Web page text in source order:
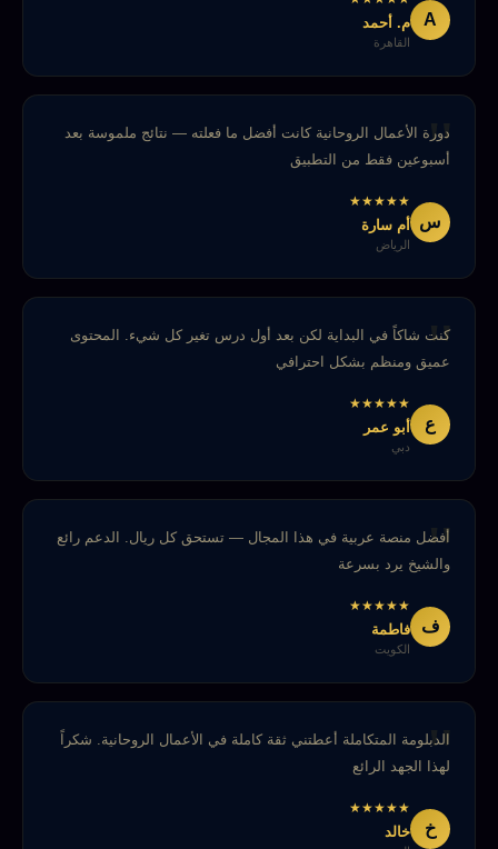
A م. أحمد
القاهرة
دورة الأعمال الروحانية كانت أفضل ما فعلته — نتائج ملموسة بعد
أسبوعين فقط من التطبيق
س
★
★
★
★
★
أم سارة
الرياض
كنت شاكاً في البداية لكن بعد أول درس تغير كل شيء. المحتوى
عميق ومنظم بشكل احترافي
ع
★
★
★
★
★
أبو عمر
دبي
أفضل منصة عربية في هذا المجال — تستحق كل ريال. الدعم رائع
والشيخ يرد بسرعة
ف
★
★
★
★
★
فاطمة
الكويت
الدبلومة المتكاملة أعطتني ثقة كاملة في الأعمال الروحانية. شكراً
لهذا الجهد الرائع
خ
★
★
★
★
★
خالد